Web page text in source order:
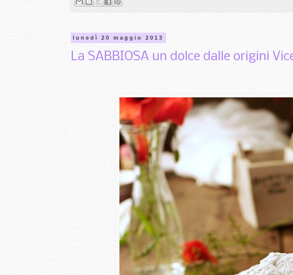
lunedì 20 maggio 2013
La SABBIOSA un dolce dalle origini